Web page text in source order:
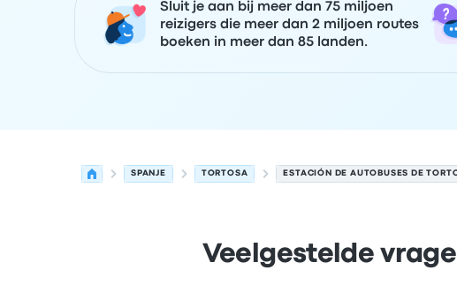
Sluit je aan bij meer dan 75 miljoen
reizigers die meer dan 2 miljoen routes
boeken in meer dan 85 landen.
SPANJE TORTOSA ESTACIÓN DE AUTOBUSES DE
Veelgestelde